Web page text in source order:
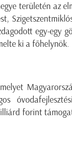
területén az
egy-egy
ki a főhelynök.
forint